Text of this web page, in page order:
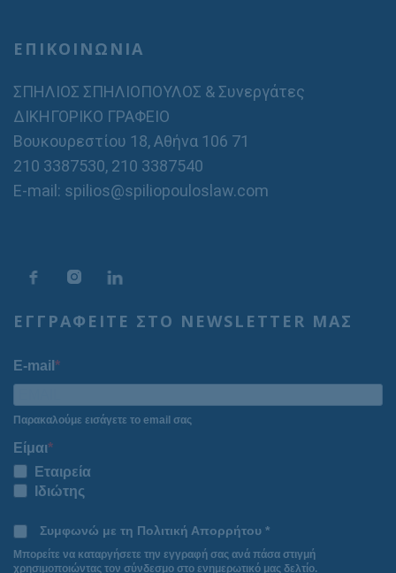
ΕΠΙΚΟΙΝΩΝΙΑ
ΣΠΗΛΙΟΣ ΣΠΗΛΙΟΠΟΥΛΟΣ & Συνεργάτες
ΔΙΚΗΓΟΡΙΚΟ ΓΡΑΦΕΙΟ
Βουκουρεστίου 18, Αθήνα 106 71
210 3387530, 210 3387540
E-mail: spilios@spiliopouloslaw.com
ΕΓΓΡΑΦΕΙΤΕ ΣΤΟ NEWSLETTER ΜΑΣ
E-mail
Παρακαλούμε εισάγετε το email σας
Είμαι
Εταιρεία
Ιδιώτης
Συμφωνώ με τη Πολιτική Απορρήτου *
Μπορείτε να καταργήσετε την εγγραφή σας ανά πάσα στιγμή
χρησιμοποιώντας τον σύνδεσμο στο ενημερωτικό μας δελτίο.